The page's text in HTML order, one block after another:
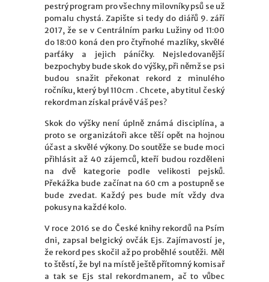
pestrý program pro všechny milovníky psů se už
pomalu chystá. Zapište si tedy do diářů 9. září
2017, že se v Centrálním parku Lužiny od 11:00
do 18:00 koná den pro čtyřnohé mazlíky, skvělé
parťáky a jejich páníčky. Nejsledovanější
bezpochyby bude skok do výšky, při němž se psi
budou snažit překonat rekord z minulého
ročníku, který byl 110cm . Chcete, aby titul český
rekordman získal právě Váš pes?
Skok do výšky není úplně známá disciplína, a
proto se organizátoři akce těší opět na hojnou
účast a skvělé výkony. Do soutěže se bude moci
přihlásit až 40 zájemců, kteří budou rozděleni
na dvě kategorie podle velikosti pejsků.
Překážka bude začínat na 60 cm a postupně se
bude zvedat. Každý pes bude mít vždy dva
pokusy na každé kolo.
V roce 2016 se do České knihy rekordů na Psím
dni, zapsal belgický ovčák Ejs. Zajímavostí je,
že rekord pes skočil až po proběhlé soutěži. Měl
to štěstí, že byl na místě ještě přítomný komisař
a tak se Ejs stal rekordmanem, ač to vůbec